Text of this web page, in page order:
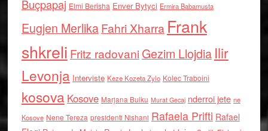
Buçpapaj Elmi Berisha Enver Bytyci Ermira Babamusta
Eugjen MerlikaFahri Xharra Frank
shkreli Fritz radovaniGezim Llojdia Ilir
Levonja Interviste Keze Kozeta Zylo Kolec Traboini
kosova Kosove Marjana Bulku Murat Gecaj nderroi jete ne
Kosove Nene Tereza presidenti Nishani Rafaela Prifti Rafael